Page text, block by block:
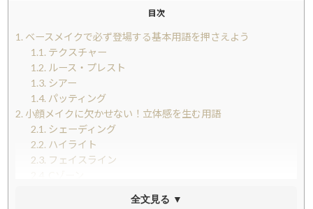
目次
1. ベースメイクで必ず登場する基本用語を押さえよう
1.1. テクスチャー
1.2. ルース・プレスト
1.3. シアー
1.4. パッティング
2. 小顔メイクに欠かせない！立体感を生む用語
2.1. シェーディング
2.2. ハイライト
2.3. フェイスライン
全文見る ▼